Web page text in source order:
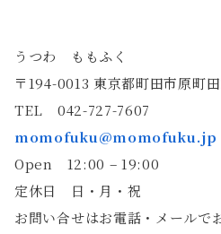
うつわ ももふく
〒194-0013 東京都町田市原町
TEL 042-727-7607
momofuku@momofuku.jp
Open 12:00 – 19:00
定休日 日・月・祝
お問い合せはお電話・メールで